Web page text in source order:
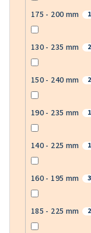
175 - 200 mm 1
130 - 235 mm 2
150 - 240 mm 2
190 - 235 mm 1
140 - 225 mm 1
160 - 195 mm 3
185 - 225 mm 2